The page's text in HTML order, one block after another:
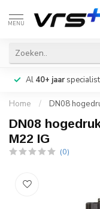
MENU
Al 40+ jaarspecialist
Home / DN08
DN08
M22 IG
(0)